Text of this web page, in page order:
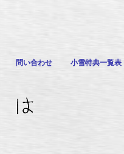
問い合わせ 小雪特典一覧表